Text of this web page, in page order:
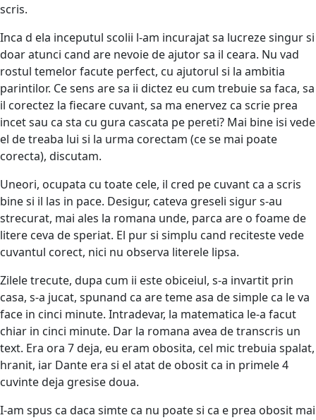
scris.
Inca d ela inceputul scolii l-am incurajat sa lucreze singur si
doar atunci cand are nevoie de ajutor sa il ceara. Nu vad
rostul temelor facute perfect, cu ajutorul si la ambitia
parintilor. Ce sens are sa ii dictez eu cum trebuie sa faca, sa
il corectez la fiecare cuvant, sa ma enervez ca scrie prea
incet sau ca sta cu gura cascata pe pereti? Mai bine isi vede
el de treaba lui si la urma corectam (ce se mai poate
corecta), discutam.
Uneori, ocupata cu toate cele, il cred pe cuvant ca a scris
bine si il las in pace. Desigur, cateva greseli sigur s-au
strecurat, mai ales la romana unde, parca are o foame de
litere ceva de speriat. El pur si simplu cand reciteste vede
cuvantul corect, nici nu observa literele lipsa.
Zilele trecute, dupa cum ii este obiceiul, s-a invartit prin
casa, s-a jucat, spunand ca are teme asa de simple ca le va
face in cinci minute. Intradevar, la matematica le-a facut
chiar in cinci minute. Dar la romana avea de transcris un
text. Era ora 7 deja, eu eram obosita, cel mic trebuia spalat,
hranit, iar Dante era si el atat de obosit ca in primele 4
cuvinte deja gresise doua.
I-am spus ca daca simte ca nu poate si ca e prea obosit mai